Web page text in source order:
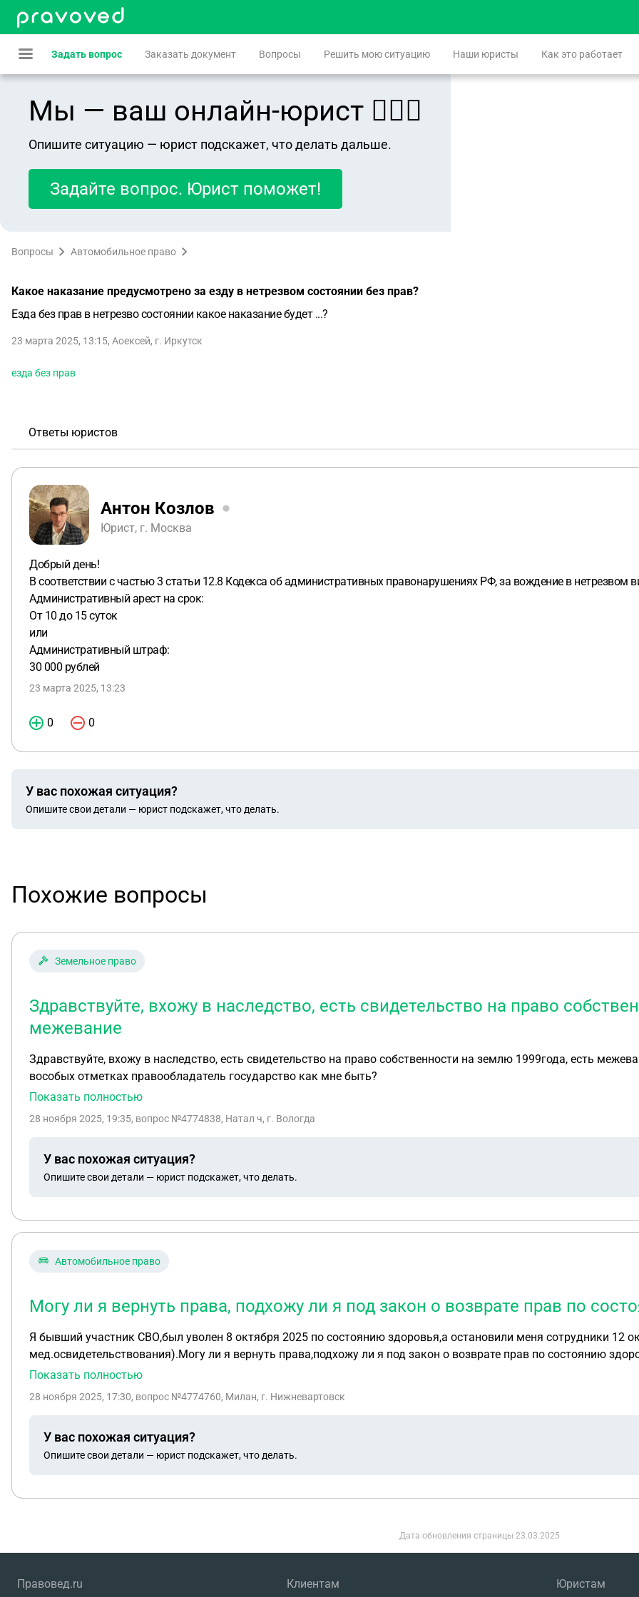
Задать вопрос Заказать документ Вопросы Решить мою ситуацию Наши юристы Как это работает
Мы — ваш онлайн-юрист 👨🏻‍⚖️
Опишите ситуацию — юрист подскажет, что делать дальше.
Задайте вопрос. Юрист поможет!
Вопросы Автомобильное право
Какое наказание предусмотрено за езду в нетрезвом состоянии без прав?
Езда без прав в нетрезво состоянии какое наказание будет ...?
23 марта 2025, 13:15, Аоексей, г. Иркутск
езда без прав
Ответы юристов
Антон Козлов
Юрист, г. Москва
Добрый день!
В соответствии с частью 3 статьи 12.8 Кодекса об административных правонарушениях РФ, за вождение в нетрезвом
Административный арест на срок:
От 10 до 15 суток
или
Административный штраф:
30 000 рублей
23 марта 2025, 13:23
0 0
У вас похожая ситуация?
Опишите свои детали — юрист подскажет, что делать.
Похожие вопросы
Земельное право
Здравствуйте, вхожу в наследство, есть свидетельство на право
межевание
Здравствуйте, вхожу в наследство, есть свидетельство на право собственности на землю 1999года, есть межевание от
вособых отметках правообладатель государство как мне быть?
Показать полностью
28 ноября 2025, 19:35, вопрос №4774838, Натал ч, г. Вологда
У вас похожая ситуация?
Опишите свои детали — юрист подскажет, что делать.
Автомобильное право
Могу ли я вернуть права, подхожу ли я под закон о возврате прав по
Я бывший участник СВО,был уволен 8 октября 2025 по состоянию здоровья,а остановили меня сотрудники 12
мед.освидетельствования).Могу ли я вернуть права,подхожу ли я под закон о возврате прав по состоянию
Показать полностью
28 ноября 2025, 17:30, вопрос №4774760, Милан, г. Нижневартовск
У вас похожая ситуация?
Опишите свои детали — юрист подскажет, что делать.
Дата обновления страницы 23.03.2025
Правовед.ru Клиентам Юристам